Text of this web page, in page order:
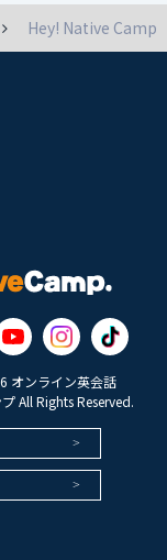
Hey! Native Camp
オンライン英会話
All Rights Reserved.